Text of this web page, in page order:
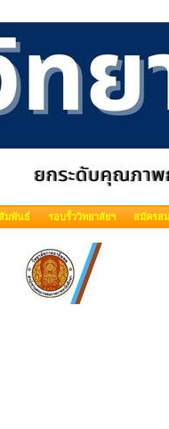
มพันธ์ รอบรั้ววิทยาลัยฯ สมัครส